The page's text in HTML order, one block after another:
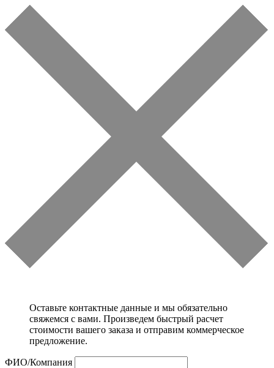
Оставьте контактные данные и мы обязательно
свяжемся с вами. Произведем быстрый расчет
стоимости вашего заказа и отправим коммерческое
предложение.
ФИО/Компания